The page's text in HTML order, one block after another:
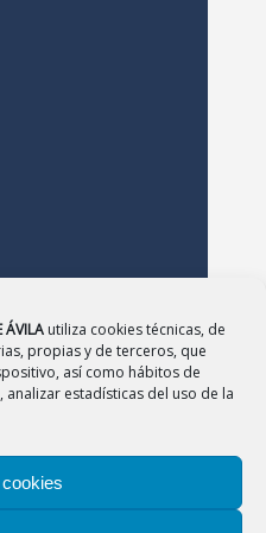
ÁVILA utiliza cookies técnicas, de
propias y de terceros, que
así como hábitos de
estadísticas del uso de la